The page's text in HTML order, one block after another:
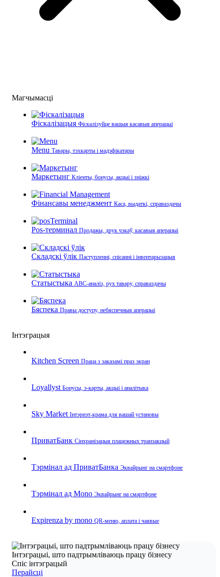
Магчымасці
Фіскалізацыя Фіскалізуйце вашыя касавыя аперацыі
Menu Тавары, тэхкарты і мадэфікатары
Маркетынг Кліенты, бонусы, акцыі і зніжкі
Фінансавы менеджмент Каса, выдаткі, справаздачы
Pos-терминал Продажы, друк чэкаў, касавыя аперацыі
Складскі ўлік Паступленні, спісанні і інвентарызацыя
Статыстыка ABC-аналіз, рух тавару, справаздачы
Бяспека Правы доступу, небяспечныя аперацыі
Інтэграцыя
Kitchen Screen Праца з заказамі праз экран
Loyallyst Бонусы, э‑карты, акцыі і аналітыка
Sky Market Інтэрнэт‑крама для вашай установы
ПриватБанк Сінхранізацыя плацежных транзакцый
Тэрмінал ад ПриватБанка Эквайрынг на смартфоне
Тэрмінал ад Mono Эквайрынг на смартфоне
Expirenza by mono QR‑меню, аплата і чаявые
Інтэграцыі, што падтрымліваюць працу бізнесу
Спіс інтэграцый
Перайсці